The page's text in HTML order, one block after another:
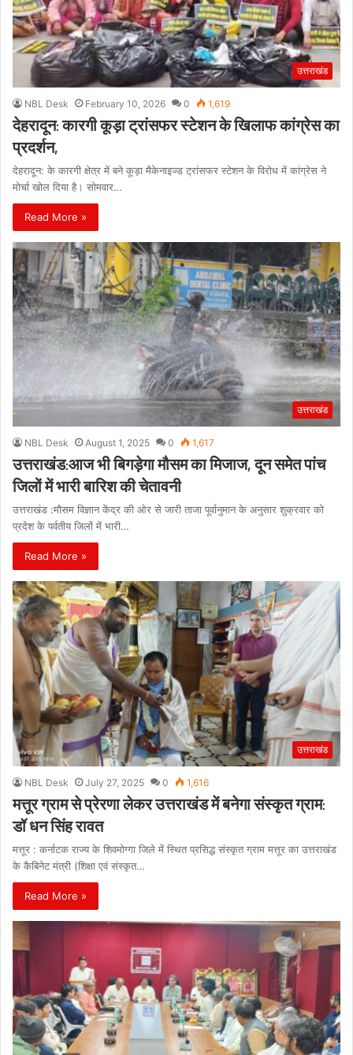
उत्तराखंड
NBL Desk February 10, 2026 0 1,619
देहरादून: कारगी कूड़ा ट्रांसफर स्टेशन के खिलाफ कांग्रेस का
प्रदर्शन,
देहरादून: के कारगी क्षेत्र में बने कूड़ा मैकेनाइज्ड ट्रांसफर स्टेशन के विरोध में कांग्रेस ने
मोर्चा खोल दिया है। सोमवार…
Read More »
उत्तराखंड
NBL Desk August 1, 2025 0 1,617
उत्तराखंड:आज भी बिगड़ेगा मौसम का मिजाज, दून समेत पांच
जिलों में भारी बारिश की चेतावनी
उत्तराखंड :मौसम विज्ञान केंद्र की ओर से जारी ताजा पूर्वानुमान के अनुसार शुक्रवार को
प्रदेश के पर्वतीय जिलों में भारी…
Read More »
उत्तराखंड
NBL Desk July 27, 2025 0 1,616
मत्तूर ग्राम से प्रेरणा लेकर उत्तराखंड में बनेगा संस्कृत ग्राम:
डॉ धन सिंह रावत
मत्तूर : कर्नाटक राज्य के शिवमोग्गा जिले में स्थित प्रसिद्ध संस्कृत ग्राम मत्तूर का उत्तराखंड
के कैबिनेट मंत्री (शिक्षा एवं संस्कृत…
Read More »